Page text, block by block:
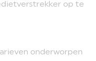
op te
onderworpen